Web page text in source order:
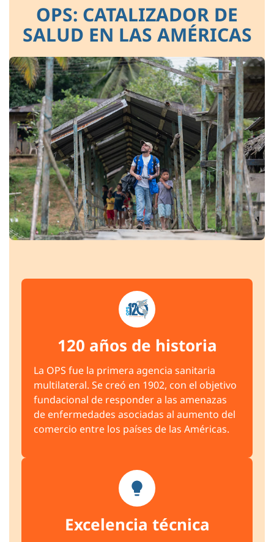
OPS: CATALIZADOR DE
SALUD EN LAS AMÉRICAS
120 años de historia
La OPS fue la primera agencia sanitaria
multilateral. Se creó en 1902, con el objetivo
fundacional de responder a las amenazas
de enfermedades asociadas al aumento del
comercio entre los países de las Américas.
Excelencia técnica